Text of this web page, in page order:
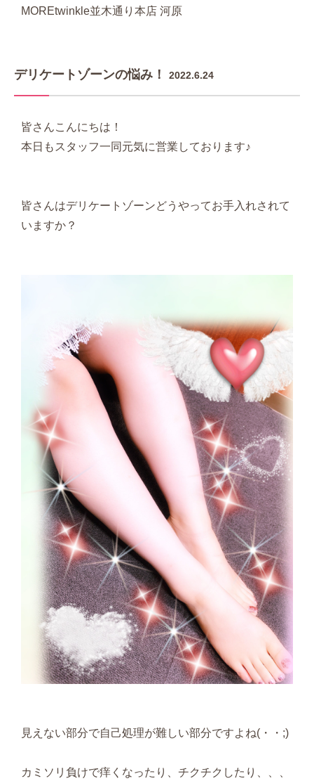
MOREtwinkle並木通り本店 河原
デリケートゾーンの悩み！ 2022.6.24
皆さんこんにちは！
本日もスタッフ一同元気に営業しております♪
皆さんはデリケートゾーンどうやってお手入れされて
いますか？
見えない部分で自己処理が難しい部分ですよね(・・;)
カミソリ負けで痒くなったり、チクチクしたり、、、